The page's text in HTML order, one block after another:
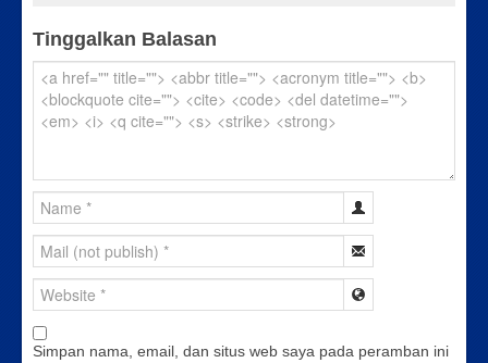
Tinggalkan Balasan
Simpan nama, email, dan situs web saya pada peramban ini